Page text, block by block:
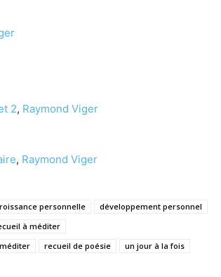
2, Raymond Viger
, Raymond Viger
personnelle
développement personnel
à méditer
recueil de poésie un jour à la fois